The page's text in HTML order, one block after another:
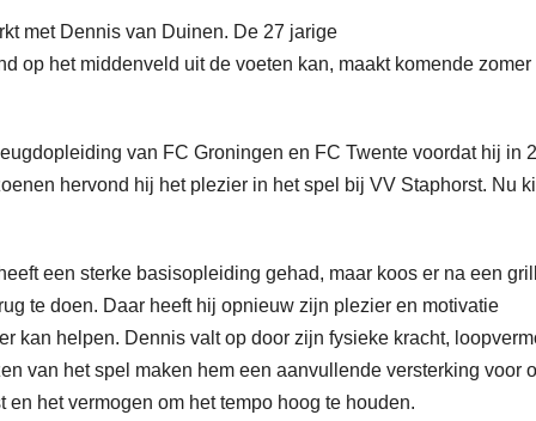
met Dennis van Duinen. De 27 jarige
op het middenveld uit de voeten kan, maakt komende zomer
van FC Groningen en FC Twente voordat hij in
hervond hij het plezier in het spel bij VV Staphorst. Nu
een sterke basisopleiding gehad, maar koos er na een
te doen. Daar heeft hij opnieuw zijn plezier en motivatie
kan helpen. Dennis valt op door zijn fysieke kracht,
van het spel maken hem een aanvullende versterking voor
het vermogen om het tempo hoog te houden.